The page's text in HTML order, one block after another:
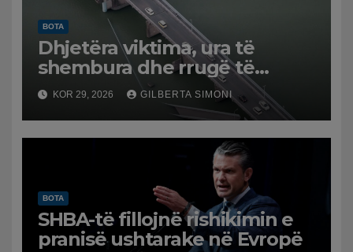
BOTA
Dhjetëra viktima, ura të
shembura dhe rrugë të
dëmtuara! Japonia goditet
nga tërmeti i fuqishëm,
qindra mijëra të evakuuar
KOR 29, 2026 GILBERTA SIMONI
BOTA
SHBA-të fillojnë rishikimin e
pranisë ushtarake në Evropë